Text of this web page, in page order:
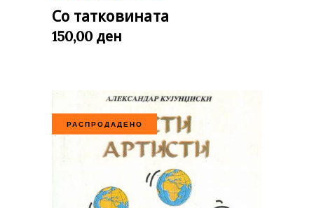
Со татковината
150,00 ден
РАСПРОДАДЕНО